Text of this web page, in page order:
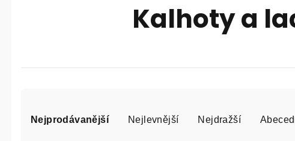
Kalhoty a
aNejprodávanější Nejlevnější Nejdražší